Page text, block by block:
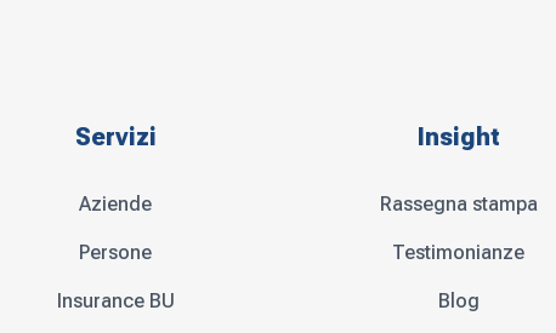
Servizi
Aziende
Persone
Insurance BU
Insight
Rassegna stampa
Testimonianze
Blog